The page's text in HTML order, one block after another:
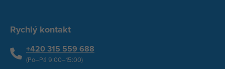
Rychlý kontakt
+420 315 559 688
(Po–Pá 9:00–15:00)